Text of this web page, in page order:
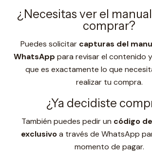
¿Necesitas ver el
comprar?
Puedes solicitar capturas del
WhatsApp para revisar el contenido
que es exactamente lo que
realizar tu compra.
¿Ya decidiste
También puedes pedir un código
exclusivoa través de WhatsApp
momento de pagar.